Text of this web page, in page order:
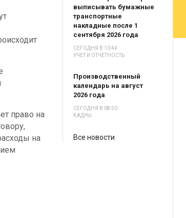
право на
на
выписывать бумажные
транспортные
накладные после 1
сентября 2026 года
СЕГОДНЯ В 10:44
УЧЕТ И ОТЧЕТНОСТЬ
Производственный
календарь на август
2026 года
СЕГОДНЯ В 08:50
КАДРЫ
Все новости